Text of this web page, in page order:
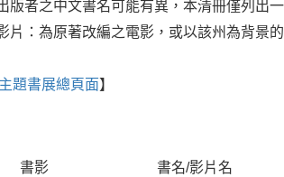
版者之中文書名可能有異，本清冊僅列出一
片：為原著改編之電影，或以該州為背景
題書展總頁面】
書影 書名/影片名